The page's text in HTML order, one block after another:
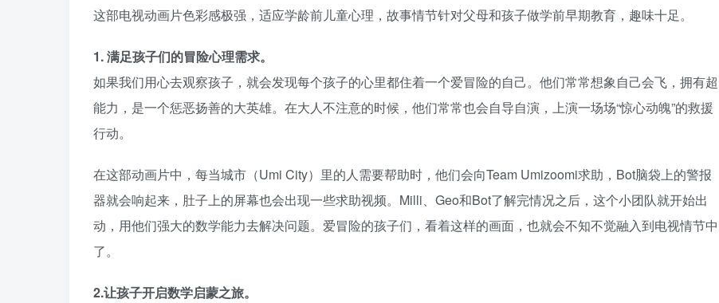
这部电视动画片色彩感极强，适应学龄前儿童心理，故事情节针对父母和孩子做学前早期教育，趣味十足。
1. 满足孩子们的冒险心理需求。
如果我们用心去观察孩子，就会发现每个孩子的心里都住着一个爱冒险的自己。他们常常想象自己会飞，拥有超
能力，是一个惩恶扬善的大英雄。在大人不注意的时候，他们常常也会自导自演，上演一场场“惊心动魄”的救援
行动。
在这部动画片中，每当城市（Umi City）里的人需要帮助时，他们会向Team Umizoomi求助，Bot脑袋上的警报
器就会响起来，肚子上的屏幕也会出现一些求助视频。Milli、Geo和Bot了解完情况之后，这个小团队就开始出
动，用他们强大的数学能力去解决问题。爱冒险的孩子们，看着这样的画面，也就会不知不觉融入到电视情节中
了。
2.让孩子开启数学启蒙之旅。